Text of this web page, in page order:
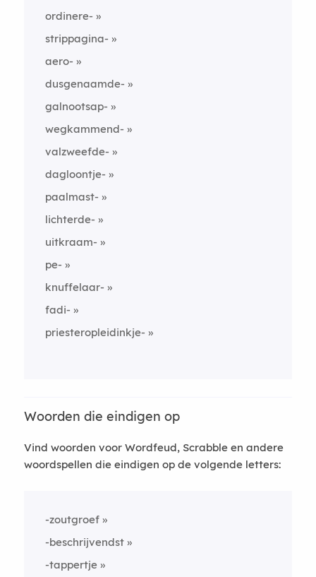
ordinere-
strippagina-
aero-
dusgenaamde-
galnootsap-
wegkammend-
valzweefde-
dagloontje-
paalmast-
lichterde-
uitkraam-
pe-
knuffelaar-
fadi-
priesteropleidinkje-
Woorden die eindigen op
Vind woorden voor Wordfeud, Scrabble en andere
woordspellen die eindigen op de volgende letters:
-zoutgroef
-beschrijvendst
-tappertje